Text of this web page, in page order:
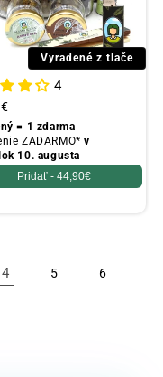
Vyradené z tlače
4
= 1 zdarma
ZADARMO*v
10. augusta
Pridať - 44,90€
4 5 6